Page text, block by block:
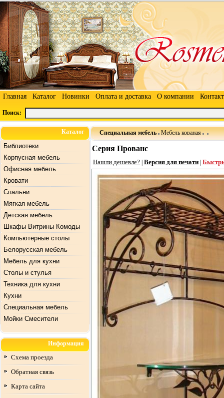
Главная Каталог Новинки Оплата и доставка О компании
Поиск:
Каталог
Библиотеки
Корпусная мебель
Офисная мебель
Кровати
Спальни
Мягкая мебель
Детская мебель
Шкафы Витрины Комоды
Компьютерные столы
Белорусская мебель
Мебель для кухни
Столы и стулья
Техника для кухни
Кухни
Специальная мебель
Mойки Смесители
Информация
Схема проезда
Обратная связь
Карта сайта
Специальная мебель Мебель кованая
Серия Прованс
Нашли дешевле? Версия для печати